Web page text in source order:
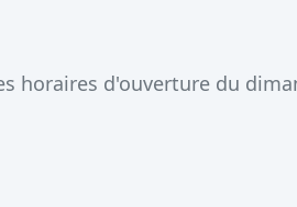
horaires d'ouverture du